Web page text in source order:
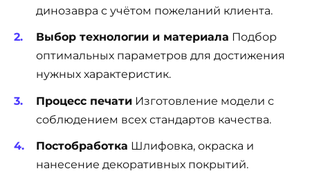
динозавра с учётом пожеланий клиента.
Выбор технологии и материала Подбор
оптимальных параметров для достижения
нужных характеристик.
Процесс печати Изготовление модели с
соблюдением всех стандартов качества.
Постобработка Шлифовка, окраска и
нанесение декоративных покрытий.